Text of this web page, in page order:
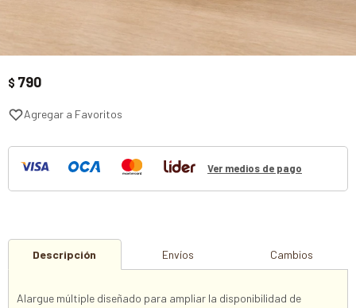
$ 790
Ver medios de pago
Descripción Envíos Cambios
Alargue múltiple diseñado para ampliar la disponibilidad de